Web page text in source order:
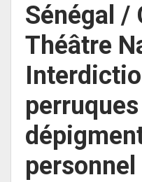
Sénégal /
Théâtre
personnel